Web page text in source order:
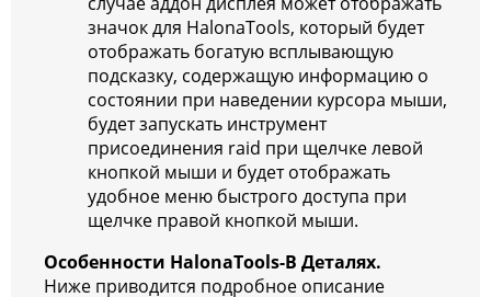
значок для HalonaTools, который будет
отображать богатую всплывающую
подсказку, содержащую информацию о
состоянии при наведении курсора мыши,
будет запускать инструмент
присоединения raid при щелчке левой
кнопкой мыши и будет отображать
удобное меню быстрого доступа при
щелчке правой кнопкой мыши.
Особенности HalonaTools-В Деталях.
Ниже приводится подробное описание